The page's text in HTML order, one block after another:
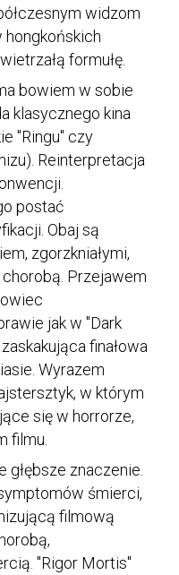
widzom
formułę.
bowiem w sobie
klasycznego kina
"Ringu" czy
Reinterpretacja
postać
Obaj są
zgorzkniałymi,
Przejawem
jak w "Dark
finałowa
Wyrazem
w którym
się w horrorze,
filmu.
głębsze znaczenie.
śmierci,
filmową
"Rigor Mortis"